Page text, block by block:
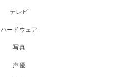
テレビ
ハードウェア
写真
声優